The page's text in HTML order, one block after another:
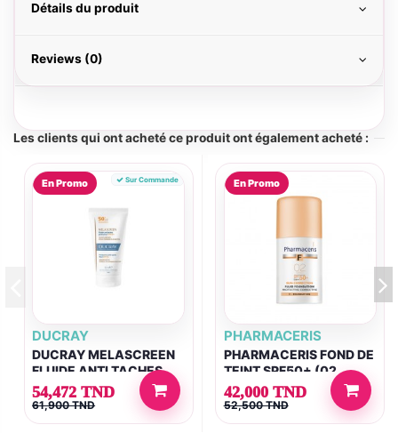
Détails du produit
Reviews (0)
Les clients qui ont acheté ce produit ont également acheté :
En Promo Sur Commande
DUCRAY
DUCRAY MELASCREEN
FLUIDE ANTI TACHES
SPF50+ 50ML
54,472 TND
61,900 TND
En Promo
PHARMACERIS
PHARMACERIS FOND DE
TEINT SPF50+ (02
SAND) 30ML
42,000 TND
52,500 TND